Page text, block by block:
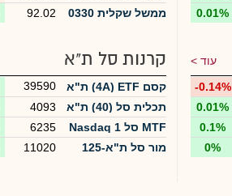
0.01%
עוד >
-0.14%
0.01%
0.1%
0%
ממשל שקלית 0330
92.02
קרנות סל ת"א
קסם 4A) ETF) ת"א
125
39590
תכלית סל (40) ת"א
35
4093
MTF סל Nasdaq 1
00
6235
מור סל ת"א-125
11020